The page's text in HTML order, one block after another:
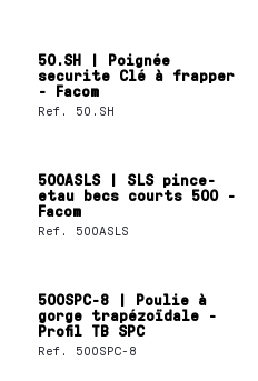
50.SH | Poignée
securite Clé à frapper
- Facom
Ref. 50.SH
500ASLS | SLS pince-
etau becs courts 500 -
Facom
Ref. 500ASLS
500SPC-8 | Poulie à
gorge trapézoïdale -
Profil TB SPC
Ref. 500SPC-8